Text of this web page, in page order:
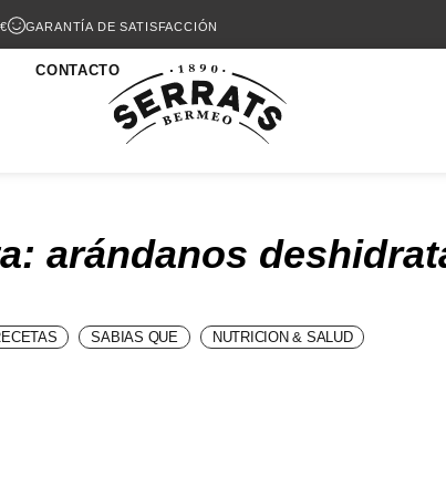
GARANTÍA DE SATISFACCIÓN
CONTACTO
arándanos
SABIAS QUE NUTRICION & SALUD